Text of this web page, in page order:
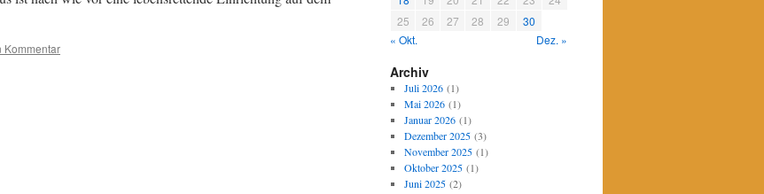
Kommentar
25
26 27 28 29
30
« Okt.
Dez. »
Archiv
Juli 2026(1)
Mai 2026(1)
Januar 2026(1)
Dezember 2025(3)
November 2025(1)
Oktober 2025(1)
Juni 2025(2)